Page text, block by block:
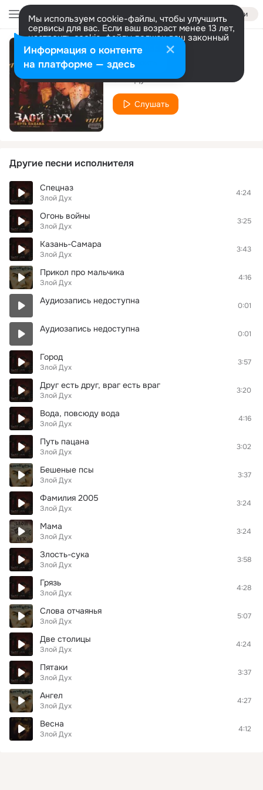
Войти
Мы используем cookie-файлы, чтобы улучшить
сервисы для вас. Если ваш возраст менее 13 лет,
настроить cookie-файлы должен ваш законный
представитель. Больше информации
Разрешить все Настроить
Ну кто мне скажет
Злой Дух
Слушать
Другие песни исполнителя
Спецназ
Злой Дух
4:24
Огонь войны
Злой Дух
3:25
Казань-Самара
Злой Дух
3:43
Прикол про мальчика
Злой Дух
4:16
Аудиозапись недоступна 0:01
Аудиозапись недоступна 0:01
Город
Злой Дух
3:57
Друг есть друг, враг есть враг
Злой Дух
3:20
Вода, повсюду вода
Злой Дух
4:16
Путь пацана
Злой Дух
3:02
Бешеные псы
Злой Дух
3:37
Фамилия 2005
Злой Дух
3:24
Мама
Злой Дух
3:24
Злость-сука
Злой Дух
3:58
Грязь
Злой Дух
4:28
Слова отчаянья
Злой Дух
5:07
Две столицы
Злой Дух
4:24
Пятаки
Злой Дух
3:37
Ангел
Злой Дух
4:27
Весна
Злой Дух
4:12
Информация о контенте
на платформе — здесь